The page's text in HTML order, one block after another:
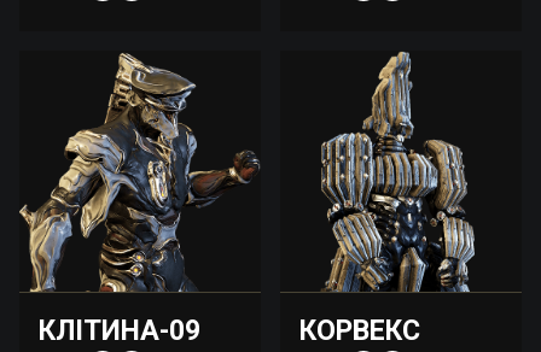
КЛІТИНА-09 КОРВЕКС